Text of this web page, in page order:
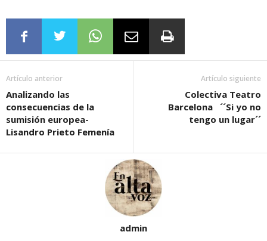
Artículo anterior
Analizando las
consecuencias de la
sumisión europea-
Lisandro Prieto Femenía
Artículo siguiente
Colectiva Teatro
Barcelona ´´Si yo no
tengo un lugar´´
admin